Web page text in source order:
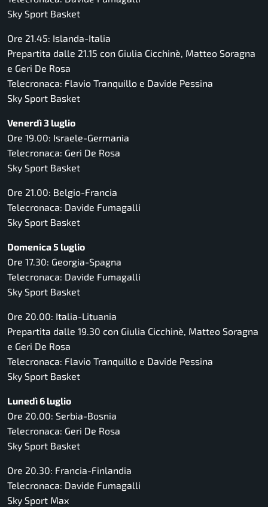
Sky Sport Basket
Ore 21.45: Islanda-Italia
Prepartita dalle 21.15 con Giulia Cicchinè, Matteo Soragna
e Geri De Rosa
Telecronaca: Flavio Tranquillo e Davide Pessina
Sky Sport Basket
Venerdì 3 luglio
Ore 19.00: Israele-Germania
Telecronaca: Geri De Rosa
Sky Sport Basket
Ore 21.00: Belgio-Francia
Telecronaca: Davide Fumagalli
Sky Sport Basket
Domenica 5 luglio
Ore 17.30: Georgia-Spagna
Telecronaca: Davide Fumagalli
Sky Sport Basket
Ore 20.00: Italia-Lituania
Prepartita dalle 19.30 con Giulia Cicchinè, Matteo Soragna
e Geri De Rosa
Telecronaca: Flavio Tranquillo e Davide Pessina
Sky Sport Basket
Lunedì 6 luglio
Ore 20.00: Serbia-Bosnia
Telecronaca: Geri De Rosa
Sky Sport Basket
Ore 20.30: Francia-Finlandia
Telecronaca: Davide Fumagalli
Sky Sport Max